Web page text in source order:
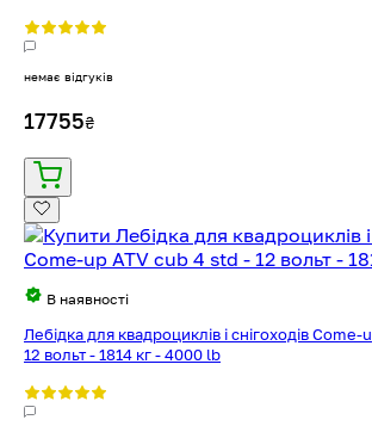
немає відгуків
17755₴
В наявності
Лебідка для квадроциклів і снігоходів
12 вольт - 1814 кг - 4000 lb